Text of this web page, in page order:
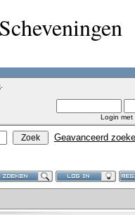
Login met
Geavanceerd